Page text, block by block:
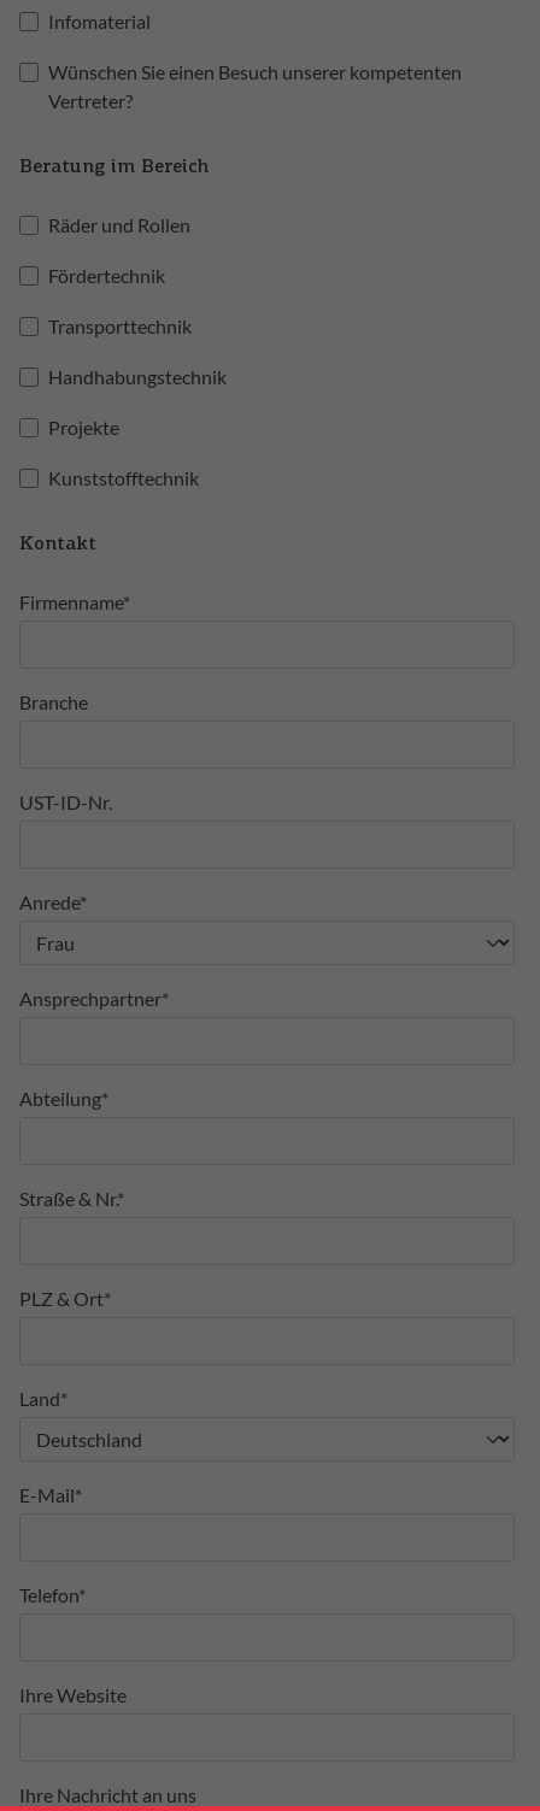
Infomaterial
Wünschen Sie einen Besuch unserer kompetenten
Vertreter?
Beratung im Bereich
Räder und Rollen
Fördertechnik
Transporttechnik
Handhabungstechnik
Projekte
Kunststofftechnik
Kontakt
Firmenname*
Branche
UST-ID-Nr.
Anrede*
Ansprechpartner*
Abteilung*
Straße & Nr.*
PLZ & Ort*
Land*
E-Mail*
Telefon*
Ihre Website
Ihre Nachricht an uns